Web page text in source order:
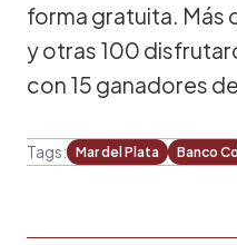
forma gratuita. Más
y otras 100
con 15 ganadores
Tags: Mar del Plata Banco